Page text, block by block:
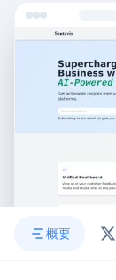
概要